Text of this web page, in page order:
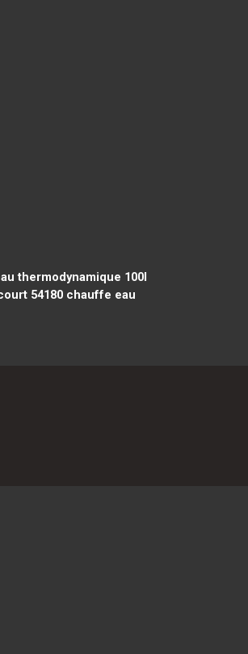
thermodynamique 100l
54180chauffe eau